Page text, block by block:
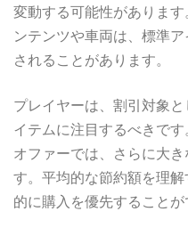
変動する可能性がありま
ンテンツや車両は、標準
されることがあります。
プレイヤーは、割引対象
イテムに注目するべきで
オファーでは、さらに大
す。平均的な節約額を理
的に購入を優先することが